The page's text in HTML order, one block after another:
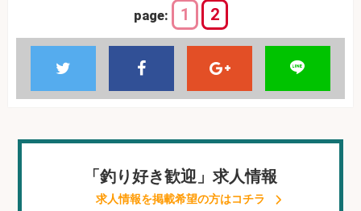
page: 1 2
「釣り好き歓迎」求人情報
求人情報を掲載希望の方はコチラ